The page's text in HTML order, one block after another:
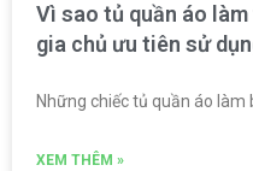
Vì sao tủ quần áo
gia chủ ưu tiên sử
Những chiếc tủ quần áo
XEM THÊM »